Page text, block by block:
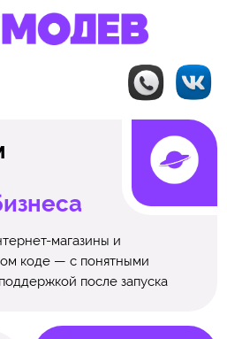
магазины и
коде — с понятными
после запуска